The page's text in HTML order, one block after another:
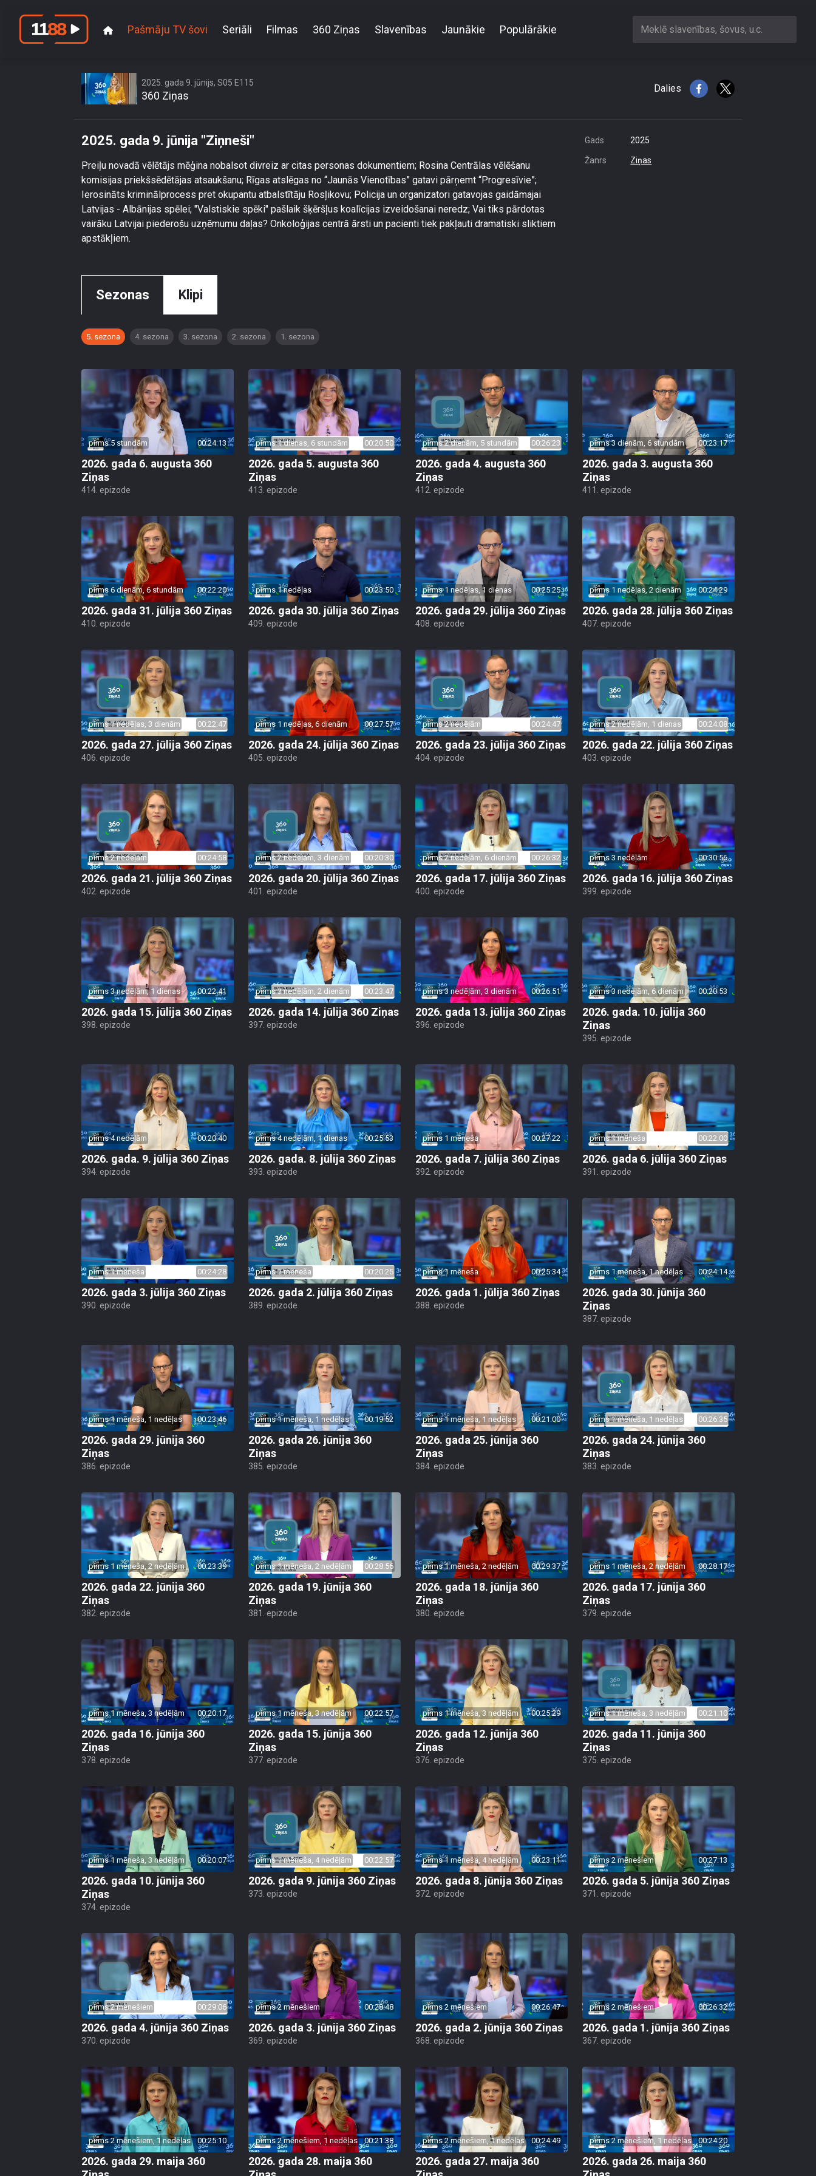
Pašmāju TV šovi Seriāli Filmas 360 Ziņas Slavenības Jaunākie Populārākie Meklē slavenības, šovus, u.c.
2025. gada 9. jūnijs, S05 E115
360 Ziņas
Dalies
2025. gada 9. jūnija "Ziņneši"
Preiļu novadā vēlētājs mēģina nobalsot divreiz ar citas personas dokumentiem; Rosina Centrālas vēlēšanu
komisijas priekšsēdētājas atsaukšanu; Rīgas atslēgas no “Jaunās Vienotības” gatavi pārņemt “Progresīvie”;
Ierosināts kriminālprocess pret okupantu atbalstītāju Rosļikovu; Policija un organizatori gatavojas gaidāmajai
Latvijas - Albānijas spēlei; "Valstiskie spēki" pašlaik šķēršļus koalīcijas izveidošanai neredz; Vai tiks pārdotas
vairāku Latvijai piederošu uzņēmumu daļas? Onkoloģijas centrā ārsti un pacienti tiek pakļauti dramatiski sliktiem
apstākļiem.
Gads 2025
Žanrs Ziņas
Sezonas Klipi
5. sezona 4. sezona 3. sezona 2. sezona 1. sezona
pirms 5 stundām 00:24:13
2026. gada 6. augusta 360
Ziņas
414. epizode
pirms 1 dienas, 6 stundām 00:20:50
2026. gada 5. augusta 360
Ziņas
413. epizode
pirms 2 dienām, 5 stundām 00:26:23
2026. gada 4. augusta 360
Ziņas
412. epizode
pirms 3 dienām, 6 stundām 00:23:17
2026. gada 3. augusta 360
Ziņas
411. epizode
pirms 6 dienām, 6 stundām 00:22:20
2026. gada 31. jūlija 360 Ziņas
410. epizode
pirms 1 nedēļas 00:23:50
2026. gada 30. jūlija 360 Ziņas
409. epizode
pirms 1 nedēļas, 1 dienas 00:25:25
2026. gada 29. jūlija 360 Ziņas
408. epizode
pirms 1 nedēļas, 2 dienām 00:24:29
2026. gada 28. jūlija 360 Ziņas
407. epizode
pirms 1 nedēļas, 3 dienām 00:22:47
2026. gada 27. jūlija 360 Ziņas
406. epizode
pirms 1 nedēļas, 6 dienām 00:27:57
2026. gada 24. jūlija 360 Ziņas
405. epizode
pirms 2 nedēļām 00:24:47
2026. gada 23. jūlija 360 Ziņas
404. epizode
pirms 2 nedēļām, 1 dienas 00:24:08
2026. gada 22. jūlija 360 Ziņas
403. epizode
pirms 2 nedēļām 00:24:58
2026. gada 21. jūlija 360 Ziņas
402. epizode
pirms 2 nedēļām, 3 dienām 00:20:30
2026. gada 20. jūlija 360 Ziņas
401. epizode
pirms 2 nedēļām, 6 dienām 00:26:32
2026. gada 17. jūlija 360 Ziņas
400. epizode
pirms 3 nedēļām 00:30:56
2026. gada 16. jūlija 360 Ziņas
399. epizode
pirms 3 nedēļām, 1 dienas 00:22:41
2026. gada 15. jūlija 360 Ziņas
398. epizode
pirms 3 nedēļām, 2 dienām 00:23:47
2026. gada 14. jūlija 360 Ziņas
397. epizode
pirms 3 nedēļām, 3 dienām 00:26:51
2026. gada 13. jūlija 360 Ziņas
396. epizode
pirms 3 nedēļām, 6 dienām 00:20:53
2026. gada. 10. jūlija 360
Ziņas
395. epizode
pirms 4 nedēļām 00:20:40
2026. gada. 9. jūlija 360 Ziņas
394. epizode
pirms 4 nedēļām, 1 dienas 00:25:53
2026. gada. 8. jūlija 360 Ziņas
393. epizode
pirms 1 mēneša 00:27:22
2026. gada 7. jūlija 360 Ziņas
392. epizode
pirms 1 mēneša 00:22:00
2026. gada 6. jūlija 360 Ziņas
391. epizode
pirms 1 mēneša 00:24:28
2026. gada 3. jūlija 360 Ziņas
390. epizode
pirms 1 mēneša 00:20:25
2026. gada 2. jūlija 360 Ziņas
389. epizode
pirms 1 mēneša 00:25:34
2026. gada 1. jūlija 360 Ziņas
388. epizode
pirms 1 mēneša, 1 nedēļas 00:24:14
2026. gada 30. jūnija 360
Ziņas
387. epizode
pirms 1 mēneša, 1 nedēļas 00:23:46
2026. gada 29. jūnija 360
Ziņas
386. epizode
pirms 1 mēneša, 1 nedēļas 00:19:52
2026. gada 26. jūnija 360
Ziņas
385. epizode
pirms 1 mēneša, 1 nedēļas 00:21:00
2026. gada 25. jūnija 360
Ziņas
384. epizode
pirms 1 mēneša, 1 nedēļas 00:26:35
2026. gada 24. jūnija 360
Ziņas
383. epizode
pirms 1 mēneša, 2 nedēļām 00:23:39
2026. gada 22. jūnija 360
Ziņas
382. epizode
pirms 1 mēneša, 2 nedēļām 00:28:56
2026. gada 19. jūnija 360
Ziņas
381. epizode
pirms 1 mēneša, 2 nedēļām 00:29:37
2026. gada 18. jūnija 360
Ziņas
380. epizode
pirms 1 mēneša, 2 nedēļām 00:28:17
2026. gada 17. jūnija 360
Ziņas
379. epizode
pirms 1 mēneša, 3 nedēļām 00:20:17
2026. gada 16. jūnija 360
Ziņas
378. epizode
pirms 1 mēneša, 3 nedēļām 00:22:57
2026. gada 15. jūnija 360
Ziņas
377. epizode
pirms 1 mēneša, 3 nedēļām 00:25:29
2026. gada 12. jūnija 360
Ziņas
376. epizode
pirms 1 mēneša, 3 nedēļām 00:21:10
2026. gada 11. jūnija 360
Ziņas
375. epizode
pirms 1 mēneša, 3 nedēļām 00:20:07
2026. gada 10. jūnija 360
Ziņas
374. epizode
pirms 1 mēneša, 4 nedēļām 00:22:57
2026. gada 9. jūnija 360 Ziņas
373. epizode
pirms 1 mēneša, 4 nedēļām 00:23:11
2026. gada 8. jūnija 360 Ziņas
372. epizode
pirms 2 mēnešiem 00:27:13
2026. gada 5. jūnija 360 Ziņas
371. epizode
pirms 2 mēnešiem 00:29:06
2026. gada 4. jūnija 360 Ziņas
370. epizode
pirms 2 mēnešiem 00:28:48
2026. gada 3. jūnija 360 Ziņas
369. epizode
pirms 2 mēnešiem 00:26:47
2026. gada 2. jūnija 360 Ziņas
368. epizode
pirms 2 mēnešiem 00:26:32
2026. gada 1. jūnija 360 Ziņas
367. epizode
pirms 2 mēnešiem, 1 nedēļas 00:25:10
2026. gada 29. maija 360
pirms 2 mēnešiem, 1 nedēļas 00:21:38
2026. gada 28. maija 360
pirms 2 mēnešiem, 1 nedēļas 00:24:49
2026. gada 27. maija 360
pirms 2 mēnešiem, 1 nedēļas 00:24:20
2026. gada 26. maija 360